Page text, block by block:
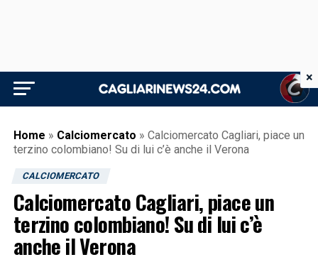
Home » Calciomercato » Calciomercato Cagliari, piace un
terzino colombiano! Su di lui c’è anche il Verona
CALCIOMERCATO
Calciomercato Cagliari, piace un
terzino colombiano! Su di lui c’è
anche il Verona
×